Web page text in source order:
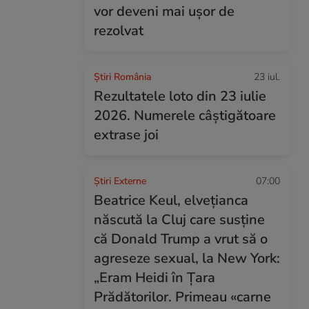
vor deveni mai ușor de
rezolvat
Știri România 23 iul.
Rezultatele loto din 23 iulie
2026. Numerele câștigătoare
extrase joi
Știri Externe 07:00
Beatrice Keul, elvețianca
născută la Cluj care susține
că Donald Trump a vrut să o
agreseze sexual, la New York:
„Eram Heidi în Țara
Prădătorilor. Primeau «carne